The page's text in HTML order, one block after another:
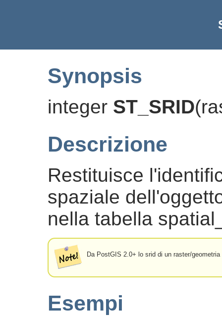
Synopsis
integer ST_SRID(
Descrizione
Restituisce
spaziale
nella tabella
Da PostGIS 2.0+ lo srid di un raster/
Esempi